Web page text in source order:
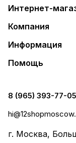
Интернет-
Компания
Информация
Помощь
8 (965) 393-77-05
г. Москва,